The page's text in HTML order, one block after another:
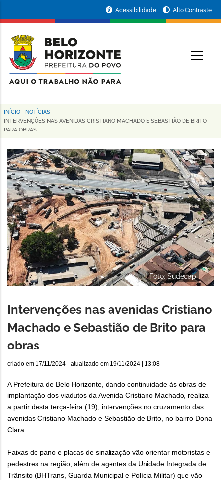
conteúdo
principal
da
Prefeitura
de
Horizonte
Acessibilidade Alto Contraste
Trilha
de
navegação
INÍCIO - NOTÍCIAS -
INTERVENÇÕES NAS AVENIDAS CRISTIANO MACHADO E SEBASTIÃO DE BRITO
PARA OBRAS
Foto: Sudecap
Intervenções nas avenidas Cristiano
Machado e Sebastião de Brito para
obras
criado em 17/11/2024 - atualizado em 19/11/2024 | 13:08
A Prefeitura de Belo Horizonte, dando continuidade às obras de
implantação dos viadutos da Avenida Cristiano Machado, realiza
a partir desta terça-feira (19), intervenções no cruzamento das
avenidas Cristiano Machado e Sebastião de Brito, no bairro Dona
Clara.
Faixas de pano e placas de sinalização vão orientar motoristas e
pedestres na região, além de agentes da Unidade Integrada de
Trânsito (BHTrans, Guarda Municipal e Polícia Militar) que vão